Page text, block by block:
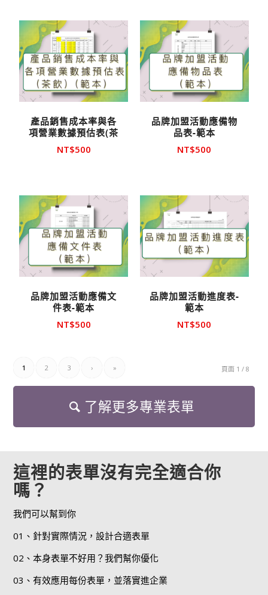
產品銷售成本率與各
項營業數據預估表(茶
飲)-範本
NT$500
品牌加盟活動應備物
品表-範本
NT$500
品牌加盟活動應備文
件表-範本
NT$500
品牌加盟活動進度表-
範本
NT$500
頁面 1 / 8
1 2 3 › »
了解更多專業表單
這裡的表單沒有完全適合你
嗎？
我們可以幫到你
01、針對實際情況，設計合適表單
02、本身表單不好用？我們幫你優化
03、有效應用每份表單，並落實進企業